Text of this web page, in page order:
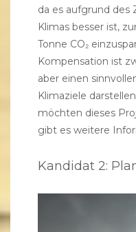
da es aufgrund des
Klimas besser ist,
Tonne CO₂
Kompensation ist
aber einen
Klimaziele
möchten dieses
gibt es weitere
Kandidat 2: